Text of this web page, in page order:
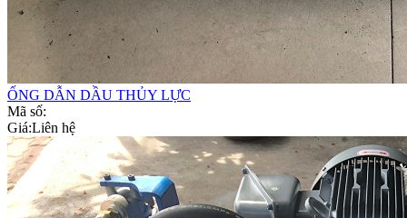
ỐNG DẪN DẦU THỦY LỰC
Mã số:
Giá:Liên hệ